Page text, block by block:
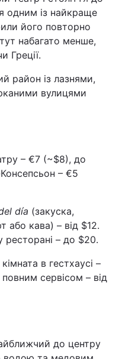
одним із найкраще
його повторно
набагато менше,
Греції.
район із лазнями,
вулицями
– €7 (~$8), до
– €5
día (закуска,
або кава) – від $12.
– до $20.
в гестхаусі –
сервісом – від
до центру